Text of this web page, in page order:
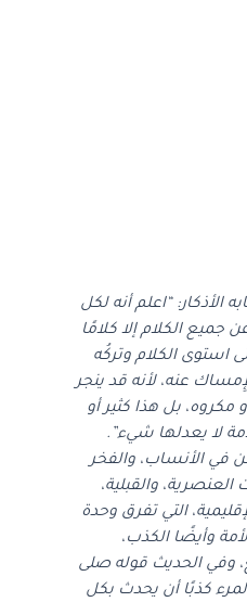
الأذكار: “اعلم أنه لكل
الكلام إلا كلامًا
استوى الكلام وتركُه
عنه، لأنه قد ينجر
مكروه، بل هذا كثير أو
لا يعدلها شيء”.
في الأنساب، والفخر
العنصرية، والقبلية،
التي تفرق وحدة
وأيضًا الكذب،
وفي الحديث قوله صلى
كذبًا أن يحدث بكل